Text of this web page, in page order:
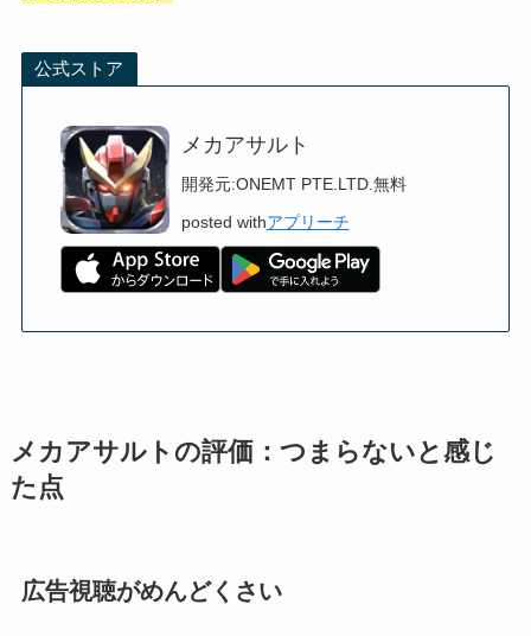
公式ストア
メカアサルト
開発元:ONEMT PTE.LTD. 無料
posted withアプリーチ
メカアサルトの評価：つまらないと感じ
た点
広告視聴がめんどくさい